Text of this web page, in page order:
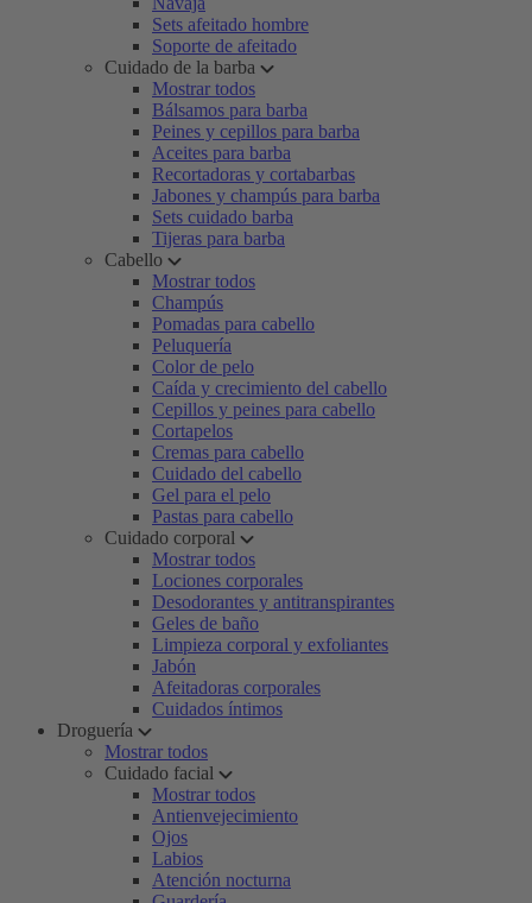
Sets afeitado hombre
Soporte de afeitado
Cuidado de la barba
Mostrar todos
Bálsamos para barba
Peines y cepillos para barba
Aceites para barba
Recortadoras y cortabarbas
Jabones y champús para barba
Sets cuidado barba
Tijeras para barba
Cabello
Mostrar todos
Champús
Pomadas para cabello
Peluquería
Color de pelo
Caída y crecimiento del cabello
Cepillos y peines para cabello
Cortapelos
Cremas para cabello
Cuidado del cabello
Gel para el pelo
Pastas para cabello
Cuidado corporal
Mostrar todos
Lociones corporales
Desodorantes y antitranspirantes
Geles de baño
Limpieza corporal y exfoliantes
Jabón
Afeitadoras corporales
Cuidados íntimos
Droguería
Mostrar todos
Cuidado facial
Mostrar todos
Antienvejecimiento
Ojos
Labios
Atención nocturna